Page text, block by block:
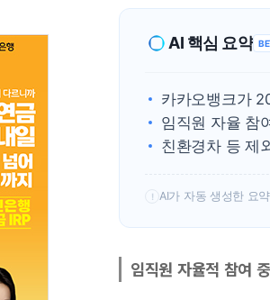
AI 핵심 요약
카카오뱅크가
임직원 자율 참
친환경차 등 제
! AI가 자동 생성한 요
임직원 자율적 참여